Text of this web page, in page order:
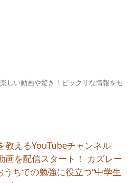
しい動画や驚き！ビックリな情報をセ
教えるYouTubeチャンネル
画を配信スタート！ カズレー
ちでの勉強に役立つ“中学生